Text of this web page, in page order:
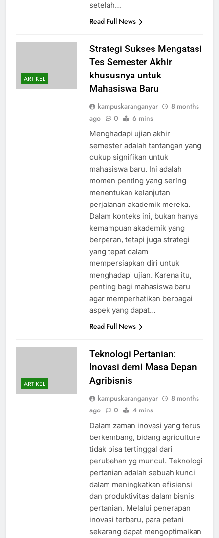
setelah…
Read Full News
ARTIKEL
Strategi Sukses Mengatasi
Tes Semester Akhir
khususnya untuk
Mahasiswa Baru
kampuskaranganyar
8 months
ago
0 6 mins
Menghadapi ujian akhir
semester adalah tantangan yang
cukup signifikan untuk
mahasiswa baru. Ini adalah
momen penting yang sering
menentukan kelanjutan
perjalanan akademik mereka.
Dalam konteks ini, bukan hanya
kemampuan akademik yang
berperan, tetapi juga strategi
yang tepat dalam
mempersiapkan diri untuk
menghadapi ujian. Karena itu,
penting bagi mahasiswa baru
agar memperhatikan berbagai
aspek yang dapat…
Read Full News
ARTIKEL
Teknologi Pertanian:
Inovasi demi Masa Depan
Agribisnis
kampuskaranganyar
8 months
ago
0 4 mins
Dalam zaman inovasi yang terus
berkembang, bidang agriculture
tidak bisa tertinggal dari
perubahan yg muncul. Teknologi
pertanian adalah sebuah kunci
dalam meningkatkan efisiensi
dan produktivitas dalam bisnis
pertanian. Melalui penerapan
inovasi terbaru, para petani
sekarang dapat mengoptimalkan